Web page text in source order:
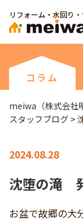
リフォーム・水回り
コラム
meiwa（株式会社
スタッフブログ >
2024.08.28
沈堕の滝
お盆で故郷の大